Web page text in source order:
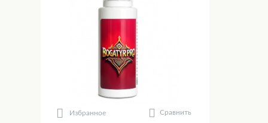
Избранное Сравнить